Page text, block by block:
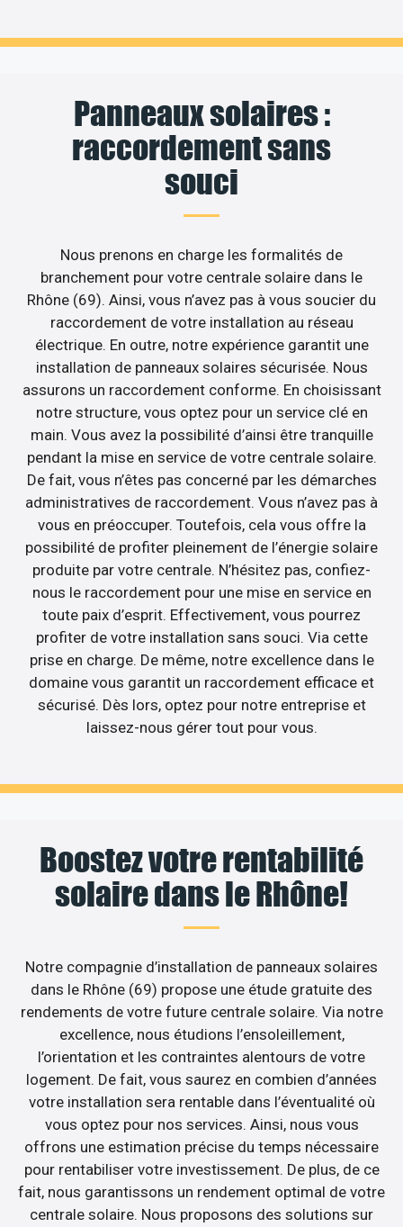
Panneaux solaires :
raccordement sans
souci
Nous prenons en charge les formalités de
branchement pour votre centrale solaire dans le
Rhône (69). Ainsi, vous n’avez pas à vous soucier du
raccordement de votre installation au réseau
électrique. En outre, notre expérience garantit une
installation de panneaux solaires sécurisée. Nous
assurons un raccordement conforme. En choisissant
notre structure, vous optez pour un service clé en
main. Vous avez la possibilité d’ainsi être tranquille
pendant la mise en service de votre centrale solaire.
De fait, vous n’êtes pas concerné par les démarches
administratives de raccordement. Vous n’avez pas à
vous en préoccuper. Toutefois, cela vous offre la
possibilité de profiter pleinement de l’énergie solaire
produite par votre centrale. N’hésitez pas, confiez-
nous le raccordement pour une mise en service en
toute paix d’esprit. Effectivement, vous pourrez
profiter de votre installation sans souci. Via cette
prise en charge. De même, notre excellence dans le
domaine vous garantit un raccordement efficace et
sécurisé. Dès lors, optez pour notre entreprise et
laissez-nous gérer tout pour vous.
Boostez votre rentabilité
solaire dans le Rhône!
Notre compagnie d’installation de panneaux solaires
dans le Rhône (69) propose une étude gratuite des
rendements de votre future centrale solaire. Via notre
excellence, nous étudions l’ensoleillement,
l’orientation et les contraintes alentours de votre
logement. De fait, vous saurez en combien d’années
votre installation sera rentable dans l’éventualité où
vous optez pour nos services. Ainsi, nous vous
offrons une estimation précise du temps nécessaire
pour rentabiliser votre investissement. De plus, de ce
fait, nous garantissons un rendement optimal de votre
centrale solaire. Nous proposons des solutions sur